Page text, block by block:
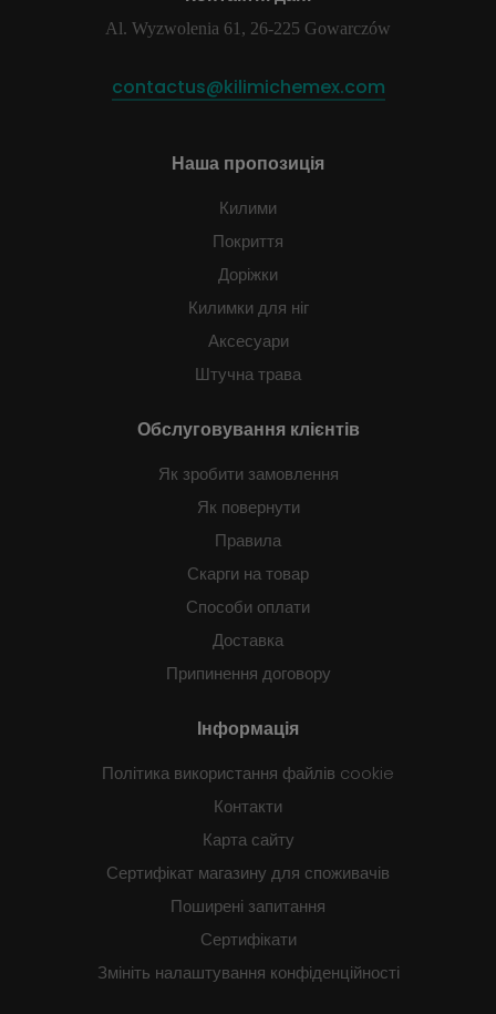
Al. Wyzwolenia 61, 26-225 Gowarczów
contactus@kilimichemex.com
Наша пропозиція
Килими
Покриття
Доріжки
Килимки для ніг
Аксесуари
Штучна трава
Обслуговування клієнтів
Як зробити замовлення
Як повернути
Правила
Скарги на товар
Способи оплати
Доставка
Припинення договору
Інформація
Політика використання файлів cookie
Контакти
Карта сайту
Сертифікат магазину для споживачів
Поширені запитання
Сертифікати
Змініть налаштування конфіденційності